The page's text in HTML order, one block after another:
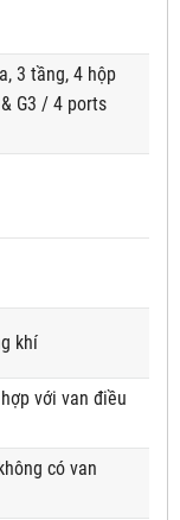
3 tầng, 4 hộp
G3 / 4 ports
khí
với van điều
có van